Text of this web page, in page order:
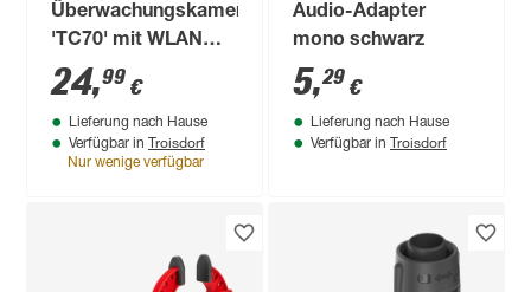
Überwachungskamera
'TC70' mit WLAN
1080p
24,99 €
Lieferung nach Hause
Verfügbar in Troisdorf
Nur wenige verfügbar
Audio-Adapter
mono schwarz
5,29 €
Lieferung nach Hause
Verfügbar in Troisdorf